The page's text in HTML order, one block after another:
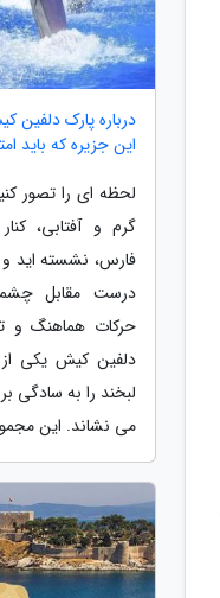
درباره پارک دلفین
این جزیره که باید
لحظه ای را تصور
گرم و آفتابی،
فارس، نشسته اید
درست مقابل
حرکات هماهنگ و
دلفین کیش یکی
لبخند را به سادگی
می نشاند. این